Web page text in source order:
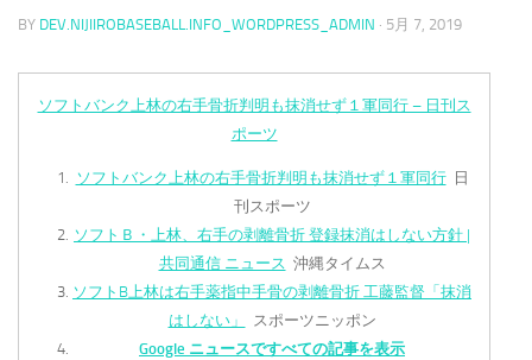
BY DEV.NIJIIROBASEBALL.INFO_WORDPRESS_ADMIN · 5月 7, 2019
ソフトバンク上林の右手骨折判明も抹消せず１軍同行 – 日刊ス
ポーツ
ソフトバンク上林の右手骨折判明も抹消せず１軍同行
日
刊スポーツ
ソフトＢ・上林、右手の剥離骨折 登録抹消はしない方針 |
共同通信 ニュース 沖縄タイムス
ソフトB上林は右手薬指中手骨の剥離骨折 工藤監督「抹消
はしない」
スポーツニッポン
Google ニュースですべての記事を表示